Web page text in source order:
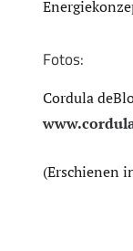
Fotos:
Cordula
(Erschienen